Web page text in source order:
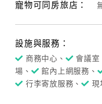
寵物可同房旅店：
設施與服務：
商務中心、 會議室
場、
館內上網服務、
行李寄放服務、
現